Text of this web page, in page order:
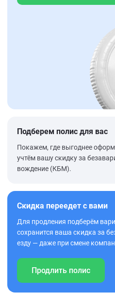
Подберем полис для вас
Покажем, где выгоднее
учтём вашу скидку за
вождение (КБМ).
Скидка переедет с вами
Для продления подберём
сохранится ваша скидка за
езду — даже при смене
Продлить полис